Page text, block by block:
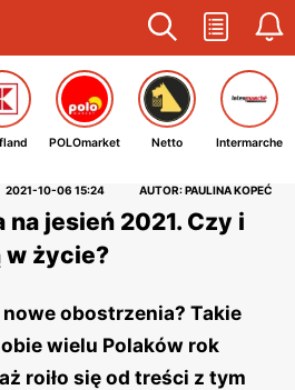
POLOmarket Netto Intermarche
2021-10-06 15:24 AUTOR: PAULINA KOPEĆ
na jesień 2021. Czy i
w życie?
obostrzenia? Takie
wielu Polaków rok
roiło się od treści z tym